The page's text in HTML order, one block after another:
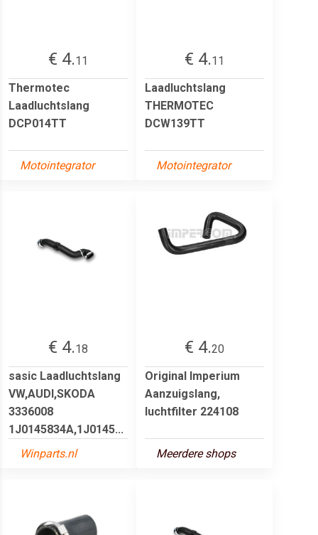
€ 4.11
Thermotec
Laadluchtslang
DCP014TT
Motointegrator
€ 4.11
Laadluchtslang
THERMOTEC
DCW139TT
Motointegrator
€ 4.18
sasic Laadluchtslang
VW,AUDI,SKODA
3336008
1J0145834A,1J0145...
Winparts.nl
€ 4.20
Original Imperium
Aanzuigslang,
luchtfilter 224108
Meerdere shops